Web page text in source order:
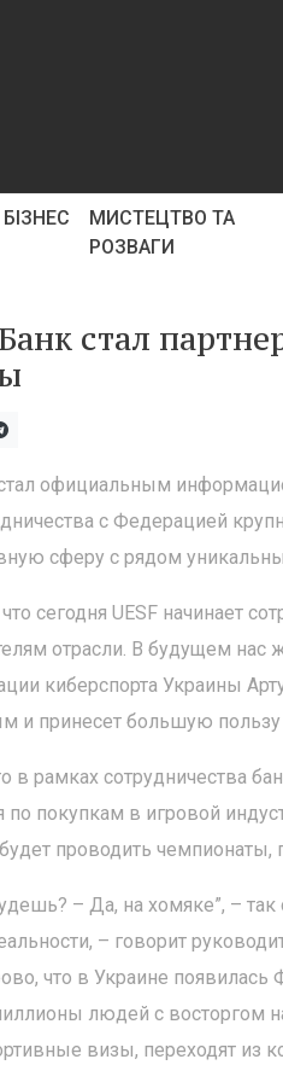
БІЗНЕС
МИСТЕЦТВО ТА
РОЗВАГИ
стал
официальным
с Федерацией
сферу с рядом
сегодня UESF начинает
отрасли. В будущем нас
киберспорта Украины
и принесет большую
в рамках сотрудничества
по покупкам в игровой
проводить чемпионаты,
– Да, на хомяке”, –
– говорит
что в Украине
людей с восторгом
визы, переходят из